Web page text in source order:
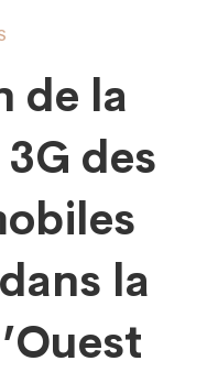
de la
des
la